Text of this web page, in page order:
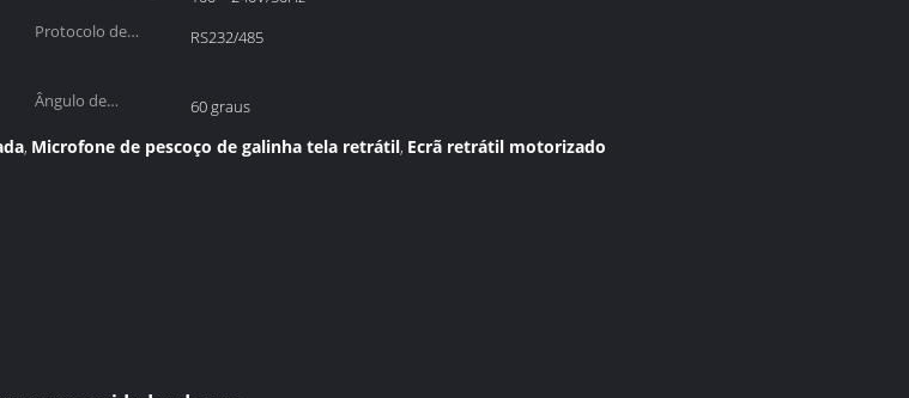
Protocolo de
RS232/485
Ângulo de
60 graus
, Microfone de pescoço de galinha tela retrátil, Ecrã retrátil motorizado